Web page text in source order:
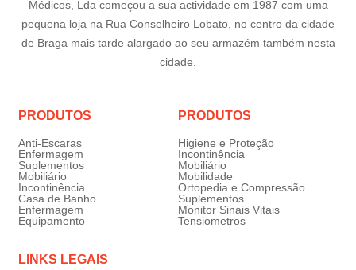
Médicos, Lda começou a sua actividade em 1987 com uma
pequena loja na Rua Conselheiro Lobato, no centro da cidade
de Braga mais tarde alargado ao seu armazém também nesta
cidade.
PRODUTOS
Anti-Escaras
Enfermagem
Suplementos
Mobiliário
Incontinência
Casa de Banho
Enfermagem
Equipamento
PRODUTOS
Higiene e Proteção
Incontinência
Mobiliário
Mobilidade
Ortopedia e Compressão
Suplementos
Monitor Sinais Vitais
Tensiometros
LINKS LEGAIS